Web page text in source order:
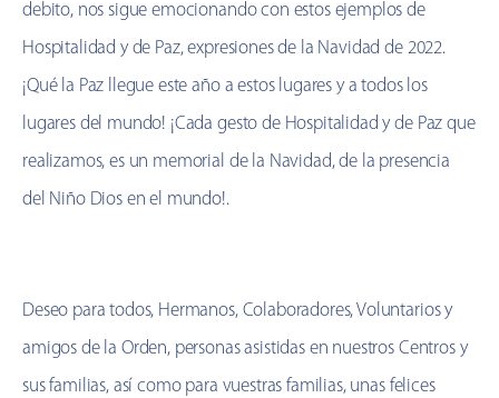
debito, nos sigue emocionando con estos ejemplos de
Hospitalidad y de Paz, expresiones de la Navidad de 2022.
¡Qué la Paz llegue este año a estos lugares y a todos los
lugares del mundo! ¡Cada gesto de Hospitalidad y de Paz que
realizamos, es un memorial de la Navidad, de la presencia
del Niño Dios en el mundo!.
Deseo para todos, Hermanos, Colaboradores, Voluntarios y
amigos de la Orden, personas asistidas en nuestros Centros y
sus familias, así como para vuestras familias, unas felices